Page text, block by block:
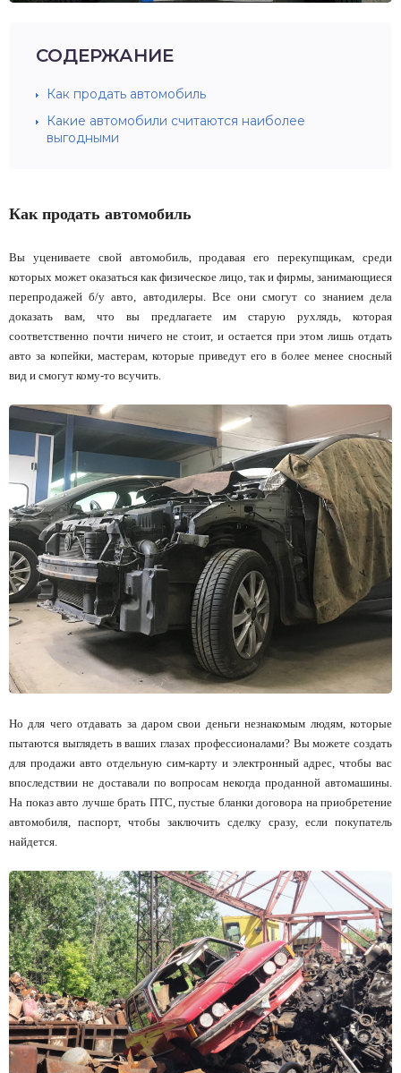
СОДЕРЖАНИЕ
Как продать автомобиль
Какие автомобили считаются наиболее
выгодными
Как продать автомобиль
Вы уцениваете свой автомобиль, продавая его перекупщикам, среди
которых может оказаться как физическое лицо, так и фирмы, занимающиеся
перепродажей б/у авто, автодилеры. Все они смогут со знанием дела
доказать вам, что вы предлагаете им старую рухлядь, которая
соответственно почти ничего не стоит, и остается при этом лишь отдать
авто за копейки, мастерам, которые приведут его в более менее сносный
вид и смогут кому-то всучить.
Но для чего отдавать за даром свои деньги незнакомым людям, которые
пытаются выглядеть в ваших глазах профессионалами? Вы можете создать
для продажи авто отдельную сим-карту и электронный адрес, чтобы вас
впоследствии не доставали по вопросам некогда проданной автомашины.
На показ авто лучше брать ПТС, пустые бланки договора на приобретение
автомобиля, паспорт, чтобы заключить сделку сразу, если покупатель
найдется.